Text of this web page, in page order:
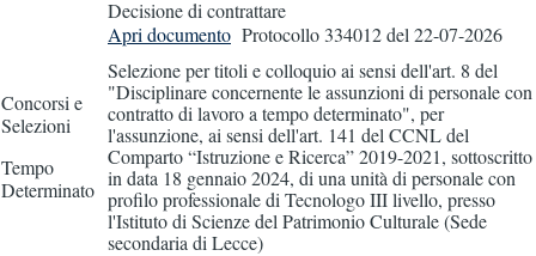
Decisione di contrattare
Concorsi e
Selezioni
Tempo
Determinato
Apri documento Protocollo 334012del 22-07-2026
Selezione per titoli e colloquio ai sensi dell'art. 8 del
"Disciplinare concernente le assunzioni di personale con
contratto di lavoro a tempo determinato", per
l'assunzione, ai sensi dell'art. 141 del CCNL del
Comparto “Istruzione e Ricerca” 2019-2021, sottoscritto
in data 18 gennaio 2024, di una unità di personale con
profilo professionale di Tecnologo III livello, presso
l'Istituto di Scienze del Patrimonio Culturale (Sede
secondaria di Lecce)